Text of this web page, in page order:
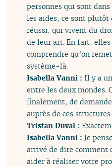
personnes qui sont
les aides, ce sont plutôt
réussi, qui vivent du
de leur art. En fait,
comprendre qu’on
système-là.
Isabella Vanni :Il y a
entre les deux mondes.
finalement, de
auprès de ces structures.
Tristan Duval :
Isabella Vanni :Je
arrivé de dire comment
aider à réaliser votre